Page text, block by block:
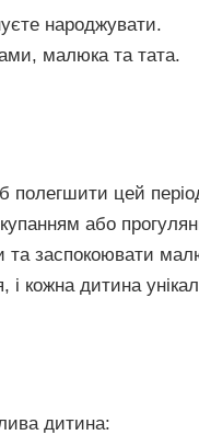
народжувати.
малюка та тата.
полегшити цей
або
та заспокоювати
і кожна дитина
дитина: